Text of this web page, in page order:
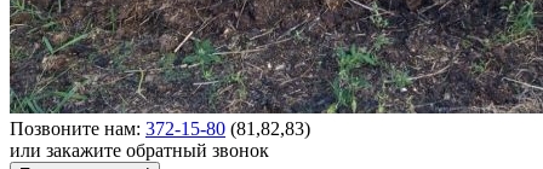
Позвоните нам: 372-15-80 (81,82,83)
или закажите обратный звонок